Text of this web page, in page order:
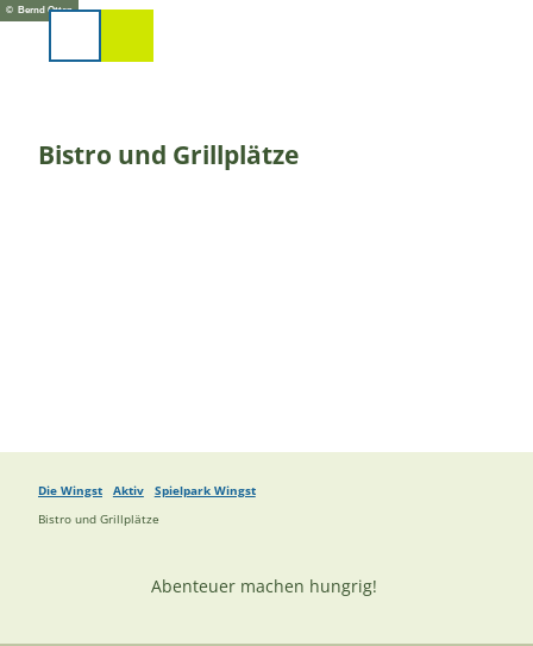
Z© Bernd Otten
Bistro und Grillplätze
Die Wingst Aktiv
Spielpark Wingst
Bistro und Grillplätze
Abenteuer machen hungrig!